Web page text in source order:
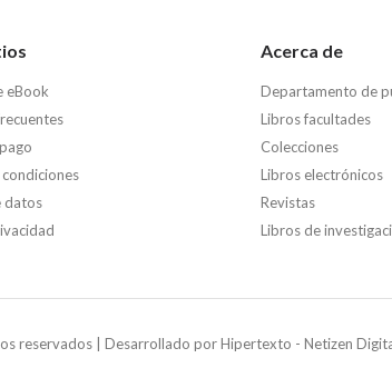
eBook
datos
Acerca de
Departamento de
Libros facultades
Colecciones
Libros electrónicos
Revistas
Libros de
reservados | Desarrollado porHipertexto - Netizen